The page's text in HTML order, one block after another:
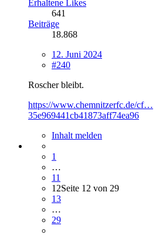
Erhaltene Likes
641
Beiträge
18.868
12. Juni 2024
#240
Roscher bleibt.
https://www.chemnitzerfc.de/cf…
35e969441cb41873aff74ea96
Inhalt melden
1
…
11
12Seite 12 von 29
13
…
29